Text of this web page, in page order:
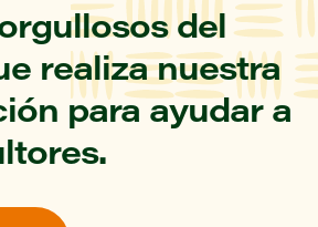
del
realiza nuestra
para ayudar a